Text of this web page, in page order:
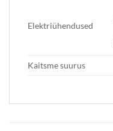
Elektriühendused
Kaitsme suurus